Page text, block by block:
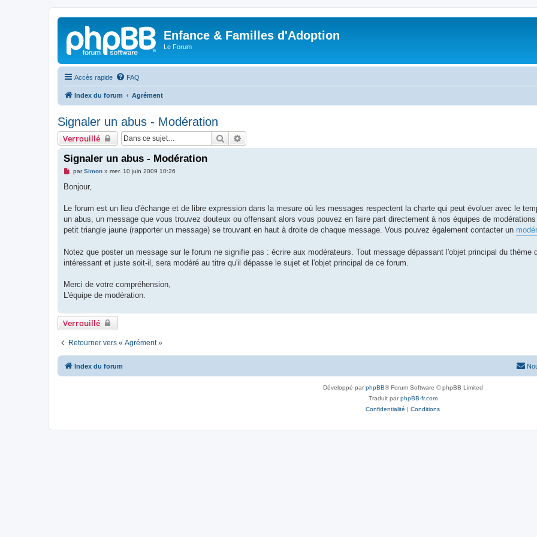
Enfance & Familles d'Adoption
Le Forum
Accès rapide FAQ
Index du forum Agrément
Signaler un abus - Modération
Verrouillé Rechercher
Signaler un abus - Modération
M
s
g
n
o
u
parSimon» mer. 10 juin 2009 10:26
Bonjour,
Le forum est un lieu d'échange et de libre expression dans la mesure où les messages respectent la charte qui peut évoluer avec le
un abus, un message que vous trouvez douteux ou offensant alors vous pouvez en faire part directement à nos équipes de
petit triangle jaune (rapporter un message) se trouvant en haut à droite de chaque message. Vous pouvez également contacter un
Notez que poster un message sur le forum ne signifie pas : écrire aux modérateurs. Tout message dépassant l'objet principal du thème
intéressant et juste soit-il, sera modéré au titre qu'il dépasse le sujet et l'objet principal de ce forum.
Merci de votre compréhension,
L'équipe de modération.
Verrouillé
Retourner vers « Agrément »
Index du forum
Développé parphpBB® Forum Software © phpBB Limited
Traduit parphpBB-fr.com
Confidentialité | Conditions